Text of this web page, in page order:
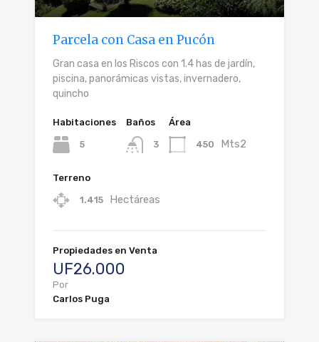
Parcela con Casa en Pucón
Gran casa en los Riscos con 1.4 has de jardín,
piscina, panorámicas vistas, invernadero,
quincho
Habitaciones
5
Baños
3
Área
450 Mts2
Terreno
1.415 Hectáreas
Propiedades en Venta
UF26.000
Por
Carlos Puga